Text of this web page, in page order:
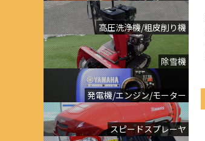
高圧洗浄機/粗皮削り機
除雪機
発電機/エンジン/モーター
スピードスプレーヤ